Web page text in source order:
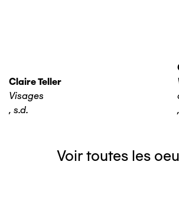
Claire Teller
Visages
, s.d.
,
Voir toutes les